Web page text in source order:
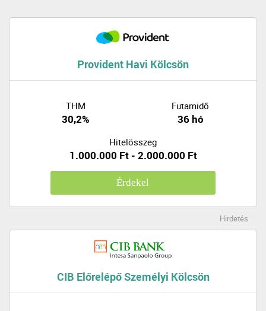
Provident Havi Kölcsön
THM
30,2%
Futamidő
36 hó
Hitelösszeg
1.000.000 Ft - 2.000.000 Ft
Érdekel
Hirdetés
CIB Előrelépő Személyi Kölcsön